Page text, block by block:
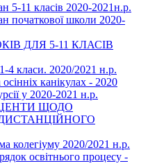
5-11 класів 2020-2021н.р.
початкової школи 2020-
ДЛЯ 5-11 КЛАСІВ
4 класи. 2020/2021 н.р.
канікулах - 2020
у 2020-2021 н.р.
ЩОДО
ДИСТАНЦІЙНОГО
колегіуму 2020/2021 н.р.
освітнього процесу -